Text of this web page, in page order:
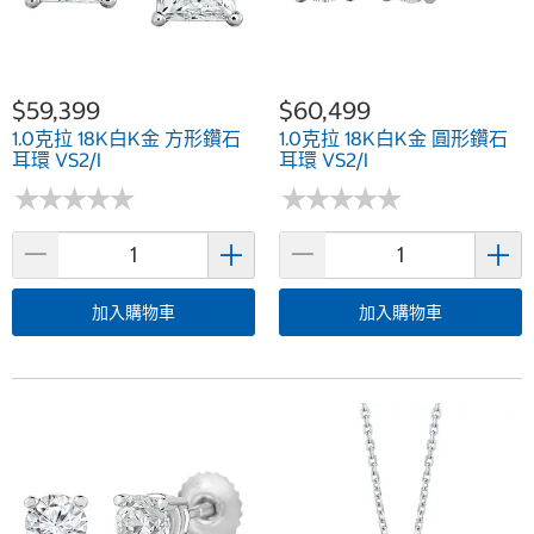
$59,399
1.0克拉 18K白K金 方形鑽石
耳環 VS2/I
★★★★★
★★★★★
加入購物車
$60,499
1.0克拉 18K白K金 圓形鑽石
耳環 VS2/I
★★★★★
★★★★★
加入購物車